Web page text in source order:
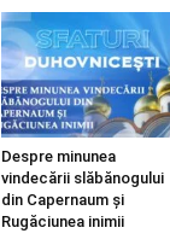
Despre minunea
vindecării slăbănogului
din Capernaum și
Rugăciunea inimii